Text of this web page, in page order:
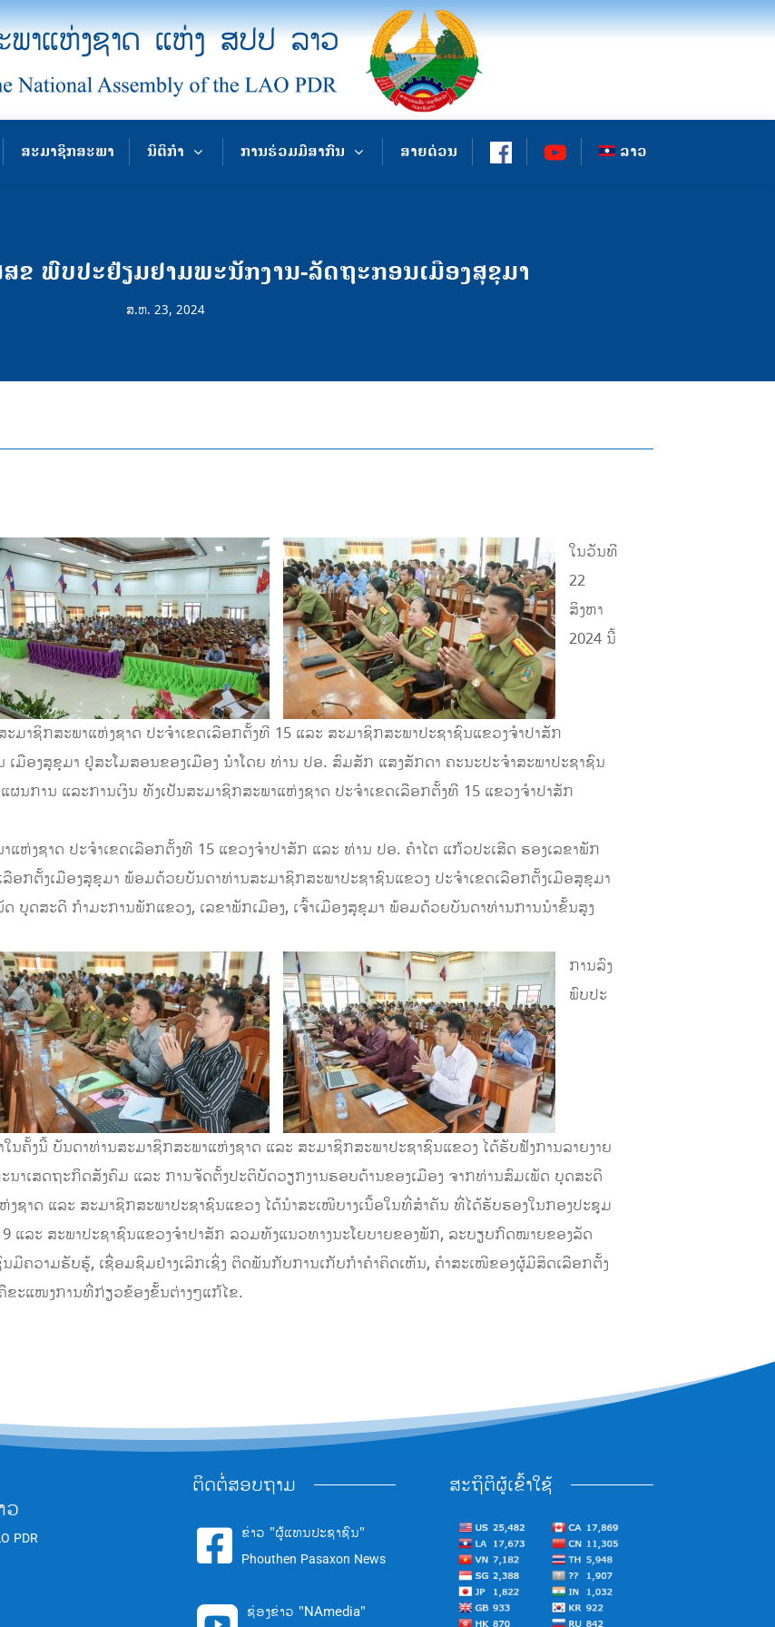
ສະມາຊິກສະພາ ນິຕິກຳ ການຮ່ວມມືສາກົນ ສາຍດ່ວນ ລາວ
ຂ ພົບປະຢ້ຽມຢາມພະນັກງານ-ລັດຖະກອນເມືອງສຸຂຸມາ
ສ.ຫ. 23, 2024
ໃນວັນທີ
22
ສິງຫາ
2024 ນີ້
ະມາຊິກສະພາແຫ່ງຊາດ ປະຈໍາເຂດເລືອກຕັ້ງທີ 15 ແລະ ສະມາຊິກສະພາປະຊາຊົນແຂວງຈໍາປາສັກ
ມືອງສຸຂຸມາ ຢູ່ສະໂມສອນຂອງເມືອງ ນໍາໂດຍ ທ່ານ ປອ. ສົມສັກ ແສງສັກດາ ຄະນະປະຈໍາສະພາປະຊາຊົນ
ນການ ແລະການເງິນ ທັງເປັນສະມາຊິກສະພາແຫ່ງຊາດ ປະຈໍາເຂດເລືອກຕັ້ງທີ 15 ແຂວງຈໍາປາສັກ
ຫ່ງຊາດ ປະຈໍາເຂດເລືອກຕັ້ງທີ 15 ແຂວງຈໍາປາສັກ ແລະ ທ່ານ ປອ. ຄໍາໄຕ ແກ້ວປະເສີດ ຮອງເລຂາພັກ
ລືອກຕັ້ງເມືອງສຸຂຸມາ ພ້ອມດ້ວຍບັນດາທ່ານສະມາຊິກສະພາປະຊາຊົນແຂວງ ປະຈໍາເຂດເລືອກຕັ້ງເມືອສຸຂຸມາ
ບຸດສະດີ ກໍາມະການພັກແຂວງ, ເລຂາພັກເມືອງ, ເຈົ້າເມືອງສຸຂຸມາ ພ້ອມດ້ວຍບັນດາທ່ານການນໍາຂັ້ນສູງ
ການລົງ
ພົບປະ
ຄັ້ງນີ້ ບັນດາທ່ານສະມາຊິກສະພາແຫ່ງຊາດ ແລະ ສະມາຊິກສະພາປະຊາຊົນແຂວງ ໄດ້ຮັບຟັງການລາຍງາຍ
າເສດຖະກິດສັງຄົມ ແລະ ການຈັດຕັ້ງປະຕິບັດວຽກງານຮອບດ້ານຂອງເມືອງ ຈາກທ່ານສົມເພັດ ບຸດສະດີ
ຊາດ ແລະ ສະມາຊິກສະພາປະຊາຊົນແຂວງ ໄດ້ນໍາສະເໜີບາງເນື້ອໃນທີ່ສໍາຄັນ ທີ່ໄດ້ຮັບຮອງໃນກອງປະຊຸມ
ແລະ ສະພາປະຊາຊົນແຂວງຈໍາປາສັກ ລວມທັງແນວທາງນະໂຍບາຍຂອງພັກ, ລະບຽບກົດໝາຍຂອງລັດ
ມີຄວາມຮັບຮູ້, ເຊື່ອມຊຶມຢ່າງເລິກເຊິ່ງ ຕິດພັນກັບການເກັບກໍາຄໍາຄິດເຫັນ, ຄໍາສະເໜີຂອງຜູ້ມີສິດເລືອກຕັ້ງ
ຂະແໜງການທີ່ກ່ຽວຂ້ອງຂັ້ນຕ່າງໆແກ້ໄຂ.
ວ
PDR
ຕິດຕໍ່ສອບຖາມ
 ຂ່າວ "ຜູ້ແທນປະຊາຊົນ"
Phouthen Pasaxon News
ຊ່ອງຂ່າວ "NAmedia"
ສະຖິຕິຜູ້ເຂົ້າໃຊ້